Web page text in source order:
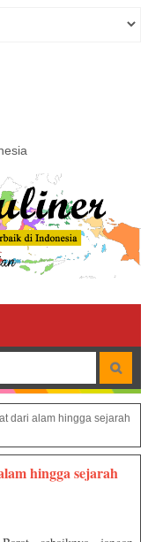
dari alam hingga sejarah
hingga sejarah